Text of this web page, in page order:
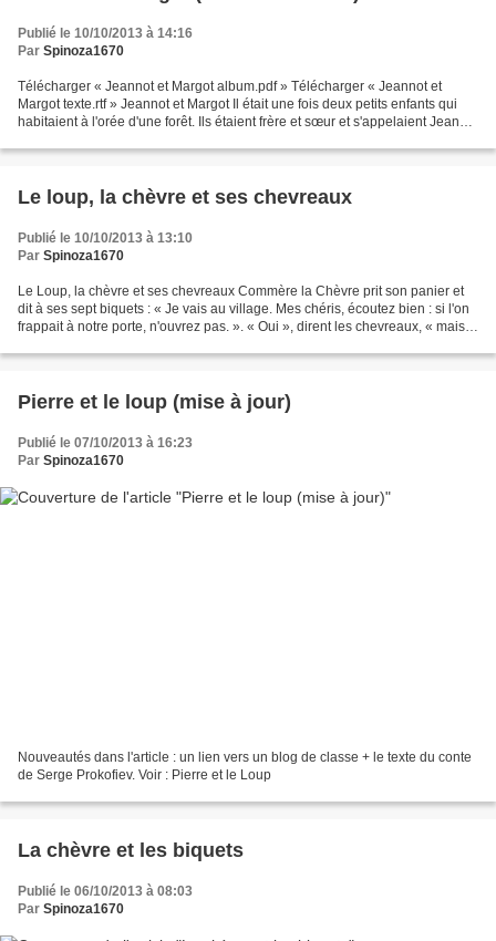
Publié le 10/10/2013 à 14:16
Par Spinoza1670
Télécharger « Jeannot et Margot album.pdf » Télécharger « Jeannot et
Margot texte.rtf » Jeannot et Margot Il était une fois deux petits enfants qui
habitaient à l'orée d'une forêt. Ils étaient frère et sœur et s'appelaient Jeannot
Le loup, la chèvre et ses chevreaux
Publié le 10/10/2013 à 13:10
Par Spinoza1670
Le Loup, la chèvre et ses chevreaux Commère la Chèvre prit son panier et
dit à ses sept biquets : « Je vais au village. Mes chéris, écoutez bien : si l'on
frappait à notre porte, n'ouvrez pas. ». « Oui », dirent les chevreaux, « mais
Pierre et le loup (mise à jour)
Publié le 07/10/2013 à 16:23
Par Spinoza1670
Nouveautés dans l'article : un lien vers un blog de classe + le texte du conte
de Serge Prokofiev. Voir : Pierre et le Loup
La chèvre et les biquets
Publié le 06/10/2013 à 08:03
Par Spinoza1670